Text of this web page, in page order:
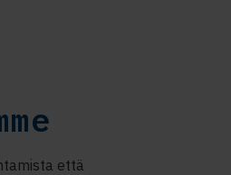
että